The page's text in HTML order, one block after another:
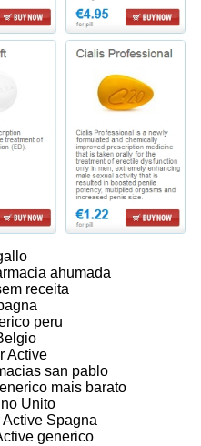
ahumada
receita
peru
Active
san pablo
mais barato
Unito
Spagna
generico